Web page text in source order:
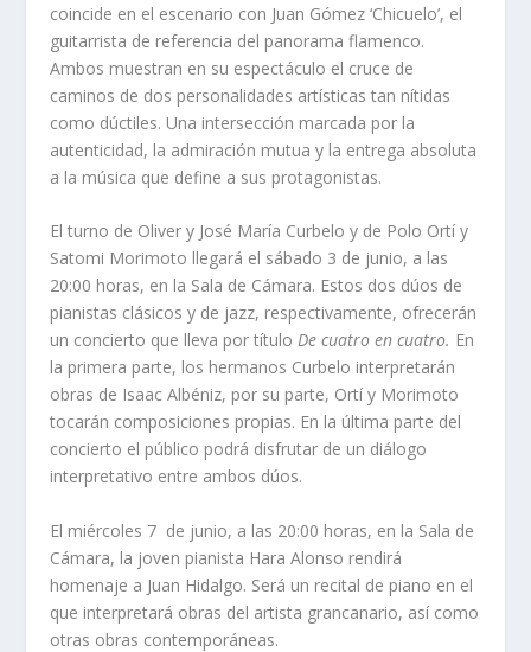
coincide en el escenario con Juan Gómez ‘Chicuelo’, el
guitarrista de referencia del panorama flamenco.
Ambos muestran en su espectáculo el cruce de
caminos de dos personalidades artísticas tan nítidas
como dúctiles. Una intersección marcada por la
autenticidad, la admiración mutua y la entrega absoluta
a la música que define a sus protagonistas.
El turno de Oliver y José María Curbelo y de Polo Ortí y
Satomi Morimoto llegará el sábado 3 de junio, a las
20:00 horas, en la Sala de Cámara. Estos dos dúos de
pianistas clásicos y de jazz, respectivamente, ofrecerán
un concierto que lleva por títuloDe cuatro en cuatro. En
la primera parte, los hermanos Curbelo interpretarán
obras de Isaac Albéniz, por su parte, Ortí y Morimoto
tocarán composiciones propias. En la última parte del
concierto el público podrá disfrutar de un diálogo
interpretativo entre ambos dúos.
El miércoles 7 de junio, a las 20:00 horas, en la Sala de
Cámara, la joven pianista Hara Alonso rendirá
homenaje a Juan Hidalgo. Será un recital de piano en el
que interpretará obras del artista grancanario, así como
otras obras contemporáneas.